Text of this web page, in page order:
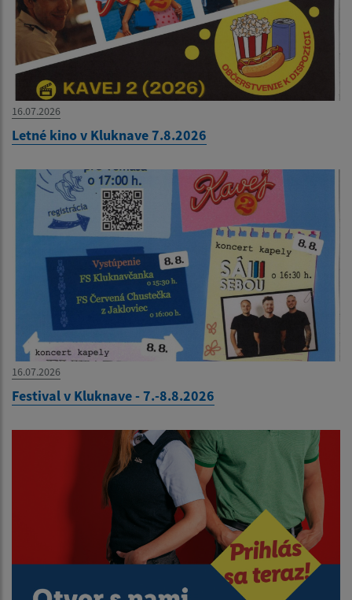
16.07.2026
Letné kino v Kluknave 7.8.2026
16.07.2026
Festival v Kluknave - 7.-8.8.2026